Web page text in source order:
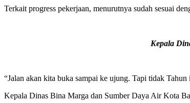
Terkait progress pekerjaan, menurutnya sudah sesuai
Kepala
“Jalan akan kita buka sampai ke ujung. Tapi tidak
Kepala Dinas Bina Marga dan Sumber Daya Air Kota